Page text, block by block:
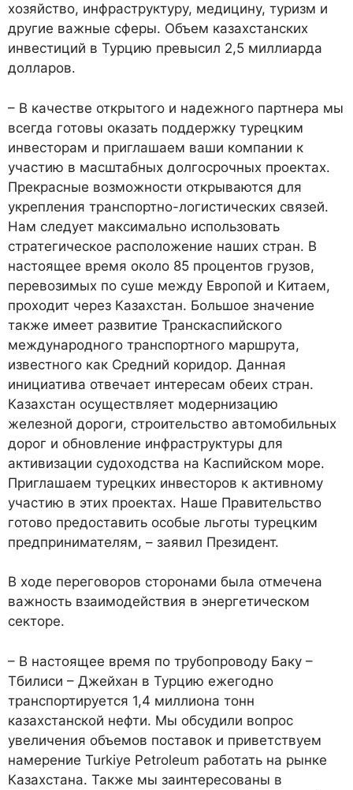
хозяйство, инфраструктуру, медицину, туризм и
другие важные сферы. Объем казахстанских
инвестиций в Турцию превысил 2,5 миллиарда
долларов.
– В качестве открытого и надежного партнера мы
всегда готовы оказать поддержку турецким
инвесторам и приглашаем ваши компании к
участию в масштабных долгосрочных проектах.
Прекрасные возможности открываются для
укрепления транспортно-логистических связей.
Нам следует максимально использовать
стратегическое расположение наших стран. В
настоящее время около 85 процентов грузов,
перевозимых по суше между Европой и Китаем,
проходит через Казахстан. Большое значение
также имеет развитие Транскаспийского
международного транспортного маршрута,
известного как Средний коридор. Данная
инициатива отвечает интересам обеих стран.
Казахстан осуществляет модернизацию
железной дороги, строительство автомобильных
дорог и обновление инфраструктуры для
активизации судоходства на Каспийском море.
Приглашаем турецких инвесторов к активному
участию в этих проектах. Наше Правительство
готово предоставить особые льготы турецким
предпринимателям, – заявил Президент.
В ходе переговоров сторонами была отмечена
важность взаимодействия в энергетическом
секторе.
– В настоящее время по трубопроводу Баку –
Тбилиси – Джейхан в Турцию ежегодно
транспортируется 1,4 миллиона тонн
казахстанской нефти. Мы обсудили вопрос
увеличения объемов поставок и приветствуем
намерение Turkiye Petroleum работать на рынке
Казахстана. Также мы заинтересованы в